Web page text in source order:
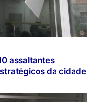
assaltantes
da cidade